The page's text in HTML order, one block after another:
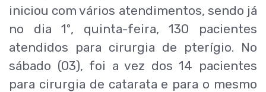
iniciou com vários atendimentos, sendo já
no dia 1º, quinta-feira, 130 pacientes
atendidos para cirurgia de pterígio. No
sábado (03), foi a vez dos 14 pacientes
para cirurgia de catarata e para o mesmo